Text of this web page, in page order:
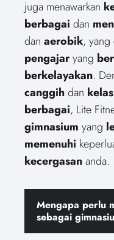
juga menawarkan
berbagai dan
dan aerobik, yang
pengajaryang
berkelayakan.
canggihdan
berbagai, Lite
gimnasium yang
memenuhi
kecergasananda.
Mengapa perlu
sebagai